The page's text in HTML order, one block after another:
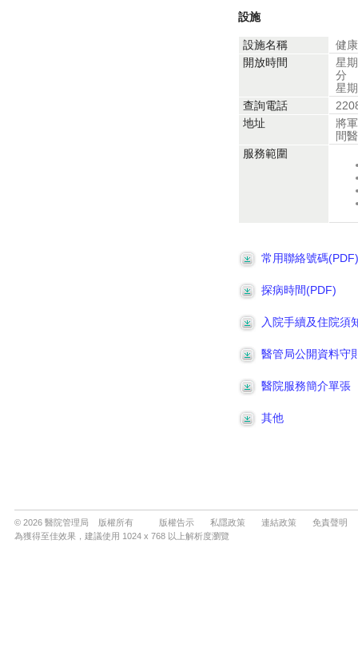
© 2026 醫院管理局 版權所有 版權告示 私隱政策 連結政策
免責聲明
為獲得至佳效果，建議使用 1024 x 768 以上解析度瀏覽